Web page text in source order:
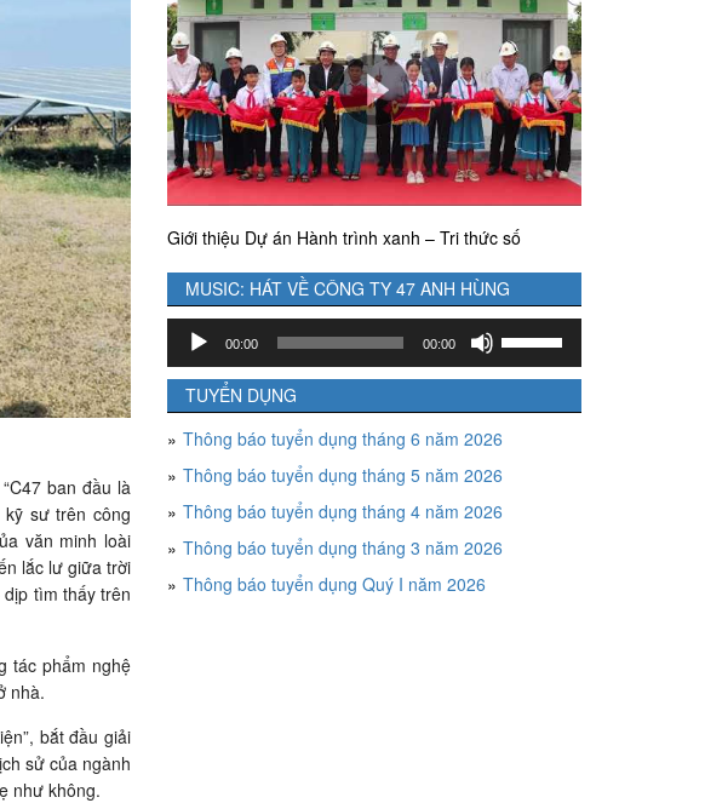
ban đầu là
sư trên công
văn minh loài
lắc lư giữa trời
tìm thấy trên
tác phẩm nghệ
nhà.
bắt đầu giải
sử của ngành
như không.
Giới thiệu Dự án Hành trình xanh – Tri thức số
MUSIC: HÁT VỀ CÔNG TY 47 ANH HÙNG
Trình
chơi
Audio
00:00 00:00
các
phím
mũi
để
tăng
TUYỂN DỤNG
Thông báo tuyển dụng tháng 6 năm 2026
Thông báo tuyển dụng tháng 5 năm 2026
Thông báo tuyển dụng tháng 4 năm 2026
Thông báo tuyển dụng tháng 3 năm 2026
Thông báo tuyển dụng Quý I năm 2026